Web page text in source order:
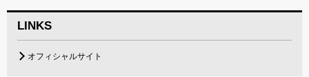
LINKS
オフィシャルサイト